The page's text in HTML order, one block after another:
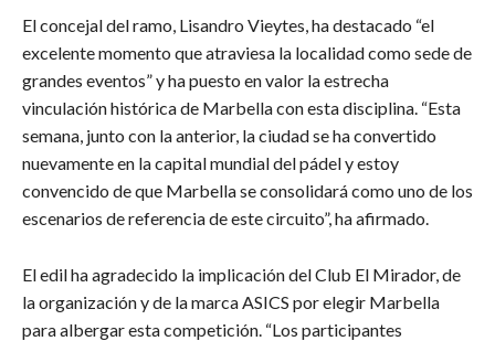
El concejal del ramo, Lisandro Vieytes, ha destacado “el
excelente momento que atraviesa la localidad como sede de
grandes eventos” y ha puesto en valor la estrecha
vinculación histórica de Marbella con esta disciplina. “Esta
semana, junto con la anterior, la ciudad se ha convertido
nuevamente en la capital mundial del pádel y estoy
convencido de que Marbella se consolidará como uno de los
escenarios de referencia de este circuito”, ha afirmado.
El edil ha agradecido la implicación del Club El Mirador, de
la organización y de la marca ASICS por elegir Marbella
para albergar esta competición. “Los participantes